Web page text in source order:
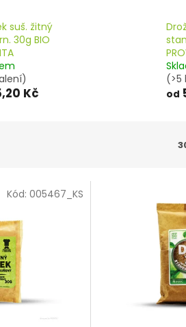
suš. žitný
30g BIO
Kč
(>5
od
Kód: 005467_KS